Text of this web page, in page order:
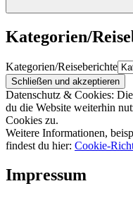
Kategorien/
Kategorien/Reiseberichte
Datenschutz & Cookies:
du die Website weiterhin
Cookies zu.
Weitere Informationen,
findest du hier: Cookie-
Impressum